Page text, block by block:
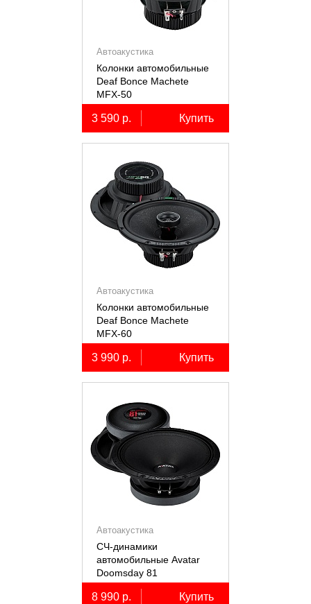
Автоакустика
Колонки автомобильные
Deaf Bonce Machete
MFX-50
3 590 р. Купить
Автоакустика
Колонки автомобильные
Deaf Bonce Machete
MFX-60
3 990 р. Купить
Автоакустика
СЧ-динамики
автомобильные Avatar
Doomsday 81
8 990 р. Купить